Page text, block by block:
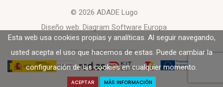
© 2026 ADADE Lugo
Diseño web: Diagram Software Europa
Esta web usa cookies propias y analíticas. Al seguir navegando,
usted acepta el uso que hacemos de estas. Puede cambiar la
configuración de las cookies en cualquier momento.
ACEPTAR MÁS INFORMACIÓN